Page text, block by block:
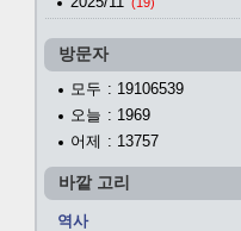
방문자
모두 : 19106539
오늘 : 1969
어제 : 13757
바깥 고리
역사